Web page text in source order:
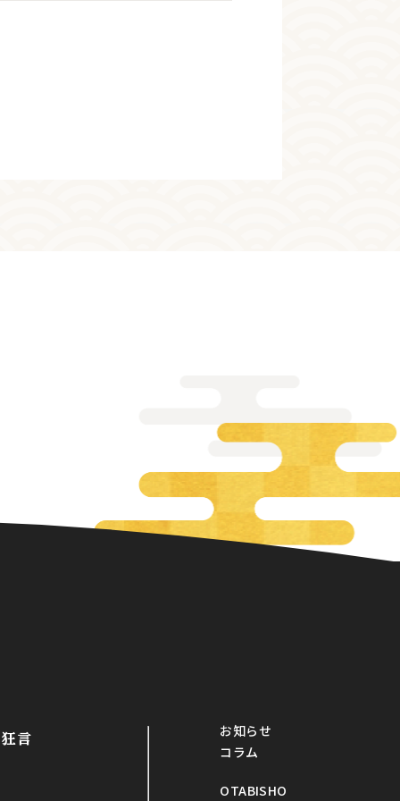
狂言
お知らせ
コラム
OTABISHO